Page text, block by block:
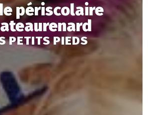
périscolaire
PETITS PIEDS